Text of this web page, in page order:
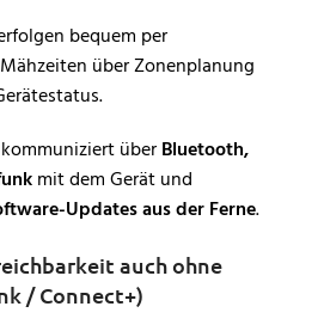
bequem per
über Zonenplanung
kommuniziert überBluetooth,
mit dem Gerät und
Updates aus der Ferne.
auch ohne
/ Connect+)